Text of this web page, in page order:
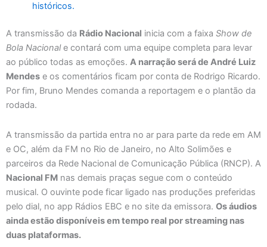
históricos.
A transmissão da Rádio Nacional inicia com a faixa Show de
Bola Nacionale contará com uma equipe completa para levar
ao público todas as emoções. A narração será de André Luiz
Mendes e os comentários ficam por conta de Rodrigo Ricardo.
Por fim, Bruno Mendes comanda a reportagem e o plantão da
rodada.
A transmissão da partida entra no ar para parte da rede em AM
e OC, além da FM no Rio de Janeiro, no Alto Solimões e
parceiros da Rede Nacional de Comunicação Pública (RNCP). A
Nacional FM nas demais praças segue com o conteúdo
musical. O ouvinte pode ficar ligado nas produções preferidas
pelo dial, no app Rádios EBC e no site da emissora. Os áudios
ainda estão disponíveis em tempo real por streaming nas
duas plataformas.